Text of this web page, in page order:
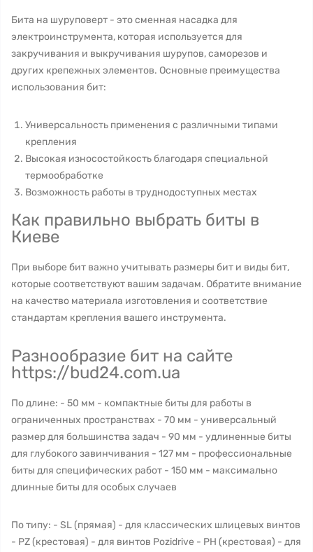
Бита на шуруповерт - это сменная насадка для
электроинструмента, которая используется для
закручивания и выкручивания шурупов, саморезов и
других крепежных элементов. Основные преимущества
использования бит:
Универсальность применения с различными типами
крепления
Высокая износостойкость благодаря специальной
термообработке
Возможность работы в труднодоступных местах
Как правильно выбрать биты в
Киеве
При выборе бит важно учитывать размеры бит и виды бит,
которые соответствуют вашим задачам. Обратите внимание
на качество материала изготовления и соответствие
стандартам крепления вашего инструмента.
Разнообразие бит на сайте
https://bud24.com.ua
По длине: - 50 мм - компактные биты для работы в
ограниченных пространствах - 70 мм - универсальный
размер для большинства задач - 90 мм - удлиненные биты
для глубокого завинчивания - 127 мм - профессиональные
биты для специфических работ - 150 мм - максимально
длинные биты для особых случаев
По типу: - SL (прямая) - для классических шлицевых винтов
- PZ (крестовая) - для винтов Pozidrive - PH (крестовая) - для